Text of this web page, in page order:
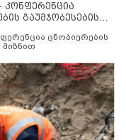
კონფერენცია
გაუმჯობესების
ცნობიერების
მიზნით